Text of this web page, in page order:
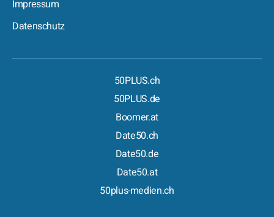
Impressum
Datenschutz
50PLUS.ch
50PLUS.de
Boomer.at
Date50.ch
Date50.de
Date50.at
50plus-medien.ch